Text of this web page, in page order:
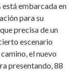
está embarcada en
para su
precisa de un
escenario
el nuevo
presentando, 88